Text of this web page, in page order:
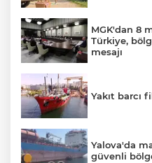
MGK'dan 8
Türkiye,
mesajı
Yakıt barcı
Yalova'da
güvenli